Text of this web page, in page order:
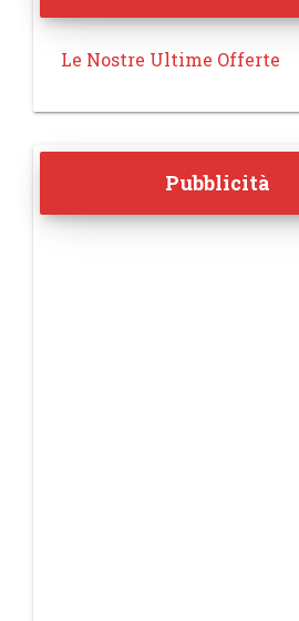
Le Nostre Ultime Offerte
Pubblicità